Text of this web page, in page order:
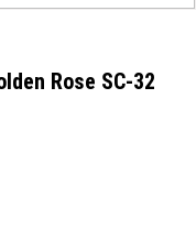
Rose SC-32